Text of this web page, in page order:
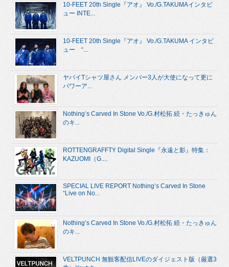
10-FEET 20th Single『アオ』 Vo./G.TAKUMAインタビ
ュー INTE...
10-FEET 20th Single『アオ』 Vo./G.TAKUMA インタビ
ュー “...
ヤバイTシャツ屋さん メンバー3人が大使になって更に
パワーア...
Nothing’s Carved In Stone Vo./G.村松拓 続・たっきゅん
のキ...
ROTTENGRAFFTY Digital Single『永遠と影』特集：
KAZUOMI（G....
SPECIAL LIVE REPORT Nothing’s Carved In Stone
“Live on No...
Nothing’s Carved In Stone Vo./G.村松拓 続・たっきゅん
のキ...
VELTPUNCH 無観客配信LIVEのダイジェスト版（厳選3